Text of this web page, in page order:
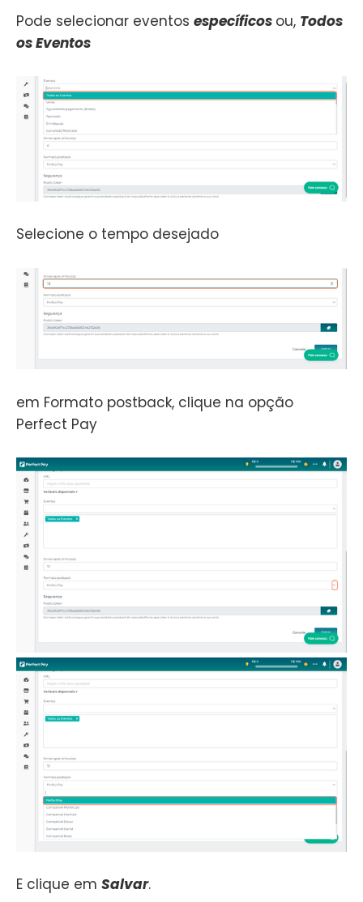
Pode selecionar eventos específicos ou, Todos
os Eventos
Selecione o tempo desejado
em Formato postback, clique na opção
Perfect Pay
E clique em Salvar.